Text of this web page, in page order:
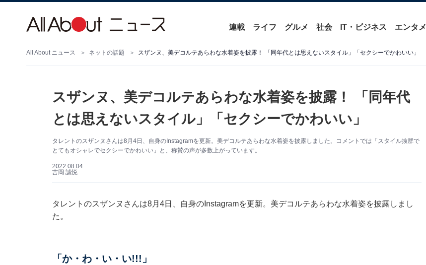
連載 ライフ グルメ 社会 IT・ビジネス エンタメ
All About ニュース ネットの話題 スザンヌ、美デコルテあらわな水着姿を披露！ 「同年代とは思えないスタイル」「セクシーでかわいい」
スザンヌ、美デコルテあらわな水着姿を披露！ 「同年代
とは思えないスタイル」「セクシーでかわいい」
タレントのスザンヌさんは8月4日、自身のInstagramを更新。美デコルテあらわな水着姿を披露しました。コメントでは「スタイル抜群で
とてもオシャレでセクシーでかわいい」と、称賛の声が多数上がっています。
2022.08.04
吉岡 誠悦
タレントのスザンヌさんは8月4日、自身のInstagramを更新。美デコルテあらわな水着姿を披露しまし
た。
「か・わ・い・い!!!」